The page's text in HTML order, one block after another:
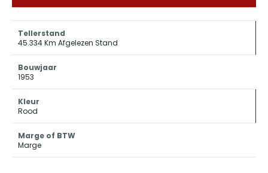
Tellerstand
45.334 Km Afgelezen Stand
Bouwjaar
1953
Kleur
Rood
Marge of BTW
Marge